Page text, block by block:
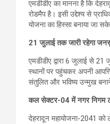
एमडीडीए का मानना है कि
रोडमैप है। इसी उद्देश्य से
योजना का हिस्सा बनाया जा
21 जुलाई तक जारी रहेगा
एमडीडीए द्वारा 6 जुलाई से
स्थानों पर पहुंचकर अपनी
संतुलित और भविष्य उन्मुख
कल सेक्टर-04 में नगर निगम
देहरादून महायोजना-2041